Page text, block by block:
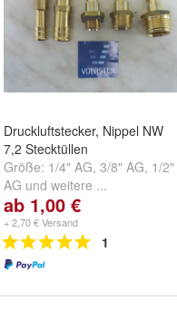
Druckluftstecker, Nippel NW
7,2 Stecktüllen
Größe: 1/4" AG, 3/8" AG, 1/2"
AG und weitere ...
ab 1,00 €
+ 2,70 € Versand
1